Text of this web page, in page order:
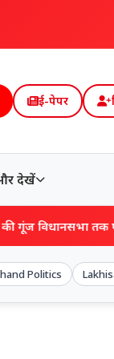
ई-पेपर
देखें
तक पहुंची,
Politics